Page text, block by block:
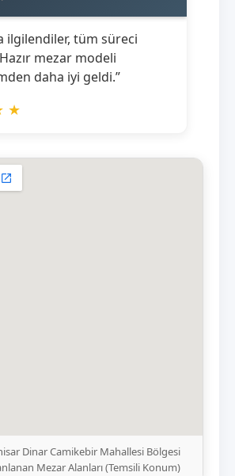
ilgilendiler, tüm süreci
mezar modeli
daha iyi geldi.”
★
Dinar Camikebir Mahallesi Bölgesi
Mezar Alanları (Temsili Konum)